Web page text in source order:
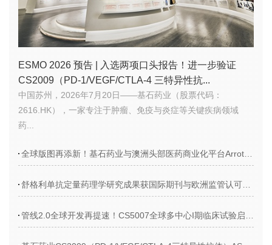
ESMO 2026 预告 | 入选两项口头报告！进一步验证
CS2009（PD-1/VEGF/CTLA-4 三特异性抗...
中国苏州，2026年7月20日——基石药业（股票代码：
2616.HK），一家专注于肿瘤、免疫与炎症等关键疾病领域
药...
全球版图再添新！基石药业与澳洲头部医药商业化平台Arrotex就舒格利单抗达成独家商业化合作
舒格利单抗定量药理学研究成果获国际期刊与欧洲监管认可，彰显基石药业全球开发综合实力
管线2.0全球开发再提速！CS5007全球多中心I期临床试验启动，基石药业EGFR/HER3双特异性ADC正式迈入临床阶段